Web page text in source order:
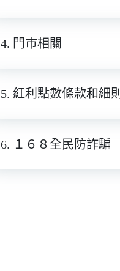
4. 門巿相關
5. 紅利點數條款和細則
6. １６８全民防詐騙